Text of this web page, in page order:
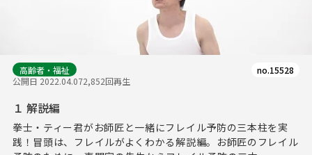
高齢者・福祉
公開日 2022.04.072,852回再生
no.15528
１ 解説編
拳士・ティー君がお師匠と一緒にフレイル予防の三本柱を実
践！冒頭は、フレイルがよくわかる解説編。お師匠のフレイル